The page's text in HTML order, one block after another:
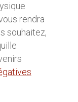
rendra
souhaitez,